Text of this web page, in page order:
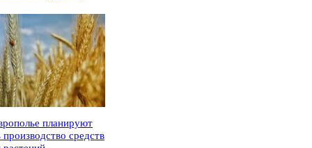
планируют
производство средств